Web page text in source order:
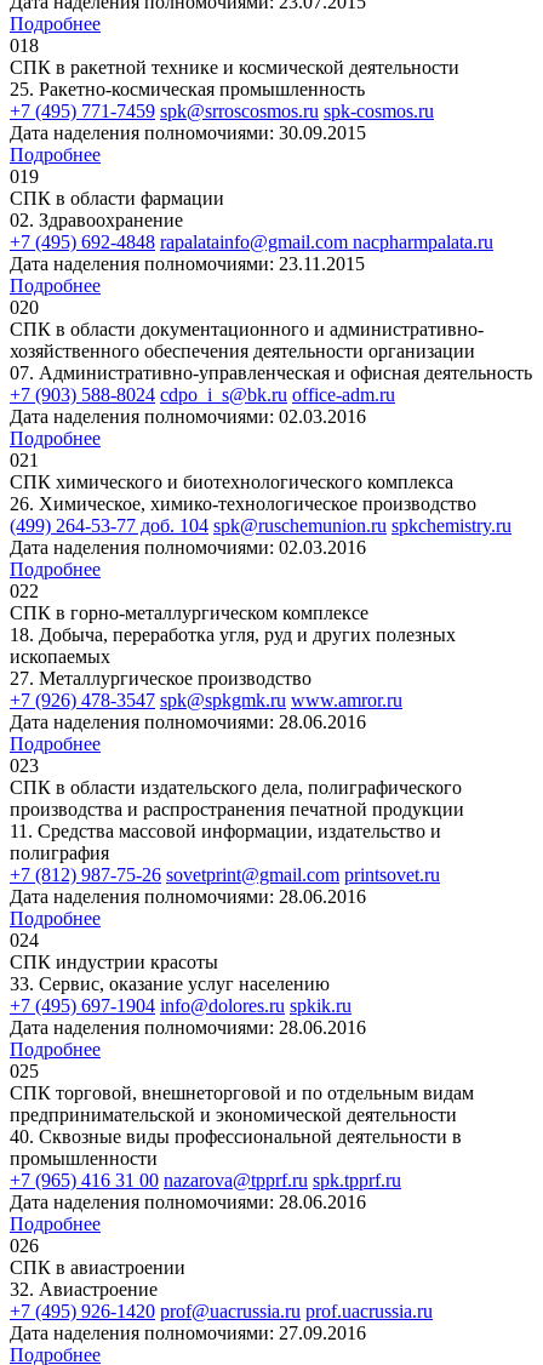
Подробнее
018
СПК в ракетной технике и космической деятельности
25. Ракетно-космическая промышленность
+7 (495) 771-7459 spk@srroscosmos.ru spk-cosmos.ru
Дата наделения полномочиями: 30.09.2015
Подробнее
019
СПК в области фармации
02. Здравоохранение
+7 (495) 692-4848 rapalatainfo@gmail.com nacpharmpalata.ru
Дата наделения полномочиями: 23.11.2015
Подробнее
020
СПК в области документационного и административно-
хозяйственного обеспечения деятельности организации
07. Административно-управленческая и офисная деятельность
+7 (903) 588-8024 cdpo_i_s@bk.ru office-adm.ru
Дата наделения полномочиями: 02.03.2016
Подробнее
021
СПК химического и биотехнологического комплекса
26. Химическое, химико-технологическое производство
(499) 264-53-77 доб. 104 spk@ruschemunion.ru spkchemistry.ru
Дата наделения полномочиями: 02.03.2016
Подробнее
022
СПК в горно-металлургическом комплексе
18. Добыча, переработка угля, руд и других полезных
ископаемых
27. Металлургическое производство
+7 (926) 478-3547 spk@spkgmk.ru www.amror.ru
Дата наделения полномочиями: 28.06.2016
Подробнее
023
СПК в области издательского дела, полиграфического
производства и распространения печатной продукции
11. Средства массовой информации, издательство и
полиграфия
+7 (812) 987-75-26 sovetprint@gmail.com printsovet.ru
Дата наделения полномочиями: 28.06.2016
Подробнее
024
СПК индустрии красоты
33. Сервис, оказание услуг населению
+7 (495) 697-1904 info@dolores.ru spkik.ru
Дата наделения полномочиями: 28.06.2016
Подробнее
025
СПК торговой, внешнеторговой и по отдельным видам
предпринимательской и экономической деятельности
40. Сквозные виды профессиональной деятельности в
промышленности
+7 (965) 416 31 00 nazarova@tpprf.ru spk.tpprf.ru
Дата наделения полномочиями: 28.06.2016
Подробнее
026
СПК в авиастроении
32. Авиастроение
+7 (495) 926-1420 prof@uacrussia.ru prof.uacrussia.ru
Дата наделения полномочиями: 27.09.2016
Подробнее